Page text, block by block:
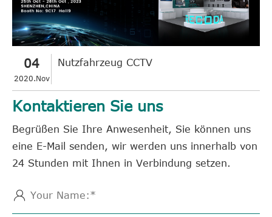
04
2020.Nov
Nutzfahrzeug CCTV
Kontaktieren Sie uns
Begrüßen Sie Ihre Anwesenheit, Sie können uns
eine E-Mail senden, wir werden uns innerhalb von
24 Stunden mit Ihnen in Verbindung setzen.
